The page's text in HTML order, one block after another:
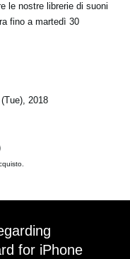
le nostre librerie di suoni
fino a martedì 30
2018
for iPhone